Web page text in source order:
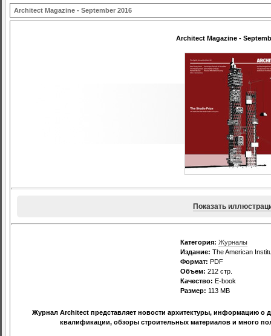
Architect Magazine - September 2016
Architect Magazine -
Показать
Категория: Журналы
Издание: The American
Формат: PDF
Объем: 212 стр.
Качество: E-book
Размер: 113 MB
Журнал Architect представляет новости архитектуры, информацию о
квалификации, обзоры строительных материалов и много